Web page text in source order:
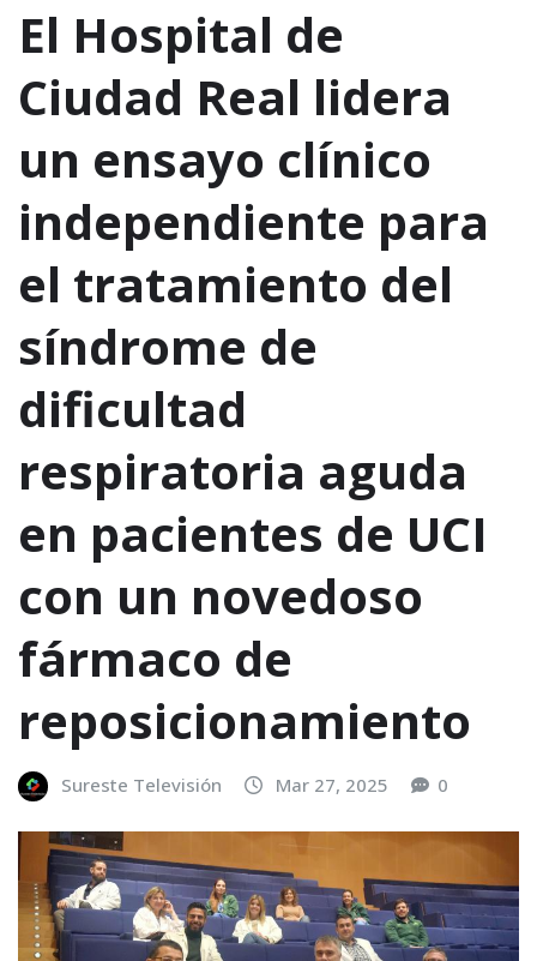
El Hospital de
Ciudad Real lidera
un ensayo clínico
independiente para
el tratamiento del
síndrome de
dificultad
respiratoria aguda
en pacientes de UCI
con un novedoso
fármaco de
reposicionamiento
Sureste Televisión Mar 27, 2025 0